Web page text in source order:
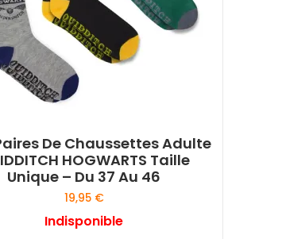
De Chaussettes Adulte
HOGWARTS Taille
Unique – Du 37 Au 46
19,95 €
Indisponible